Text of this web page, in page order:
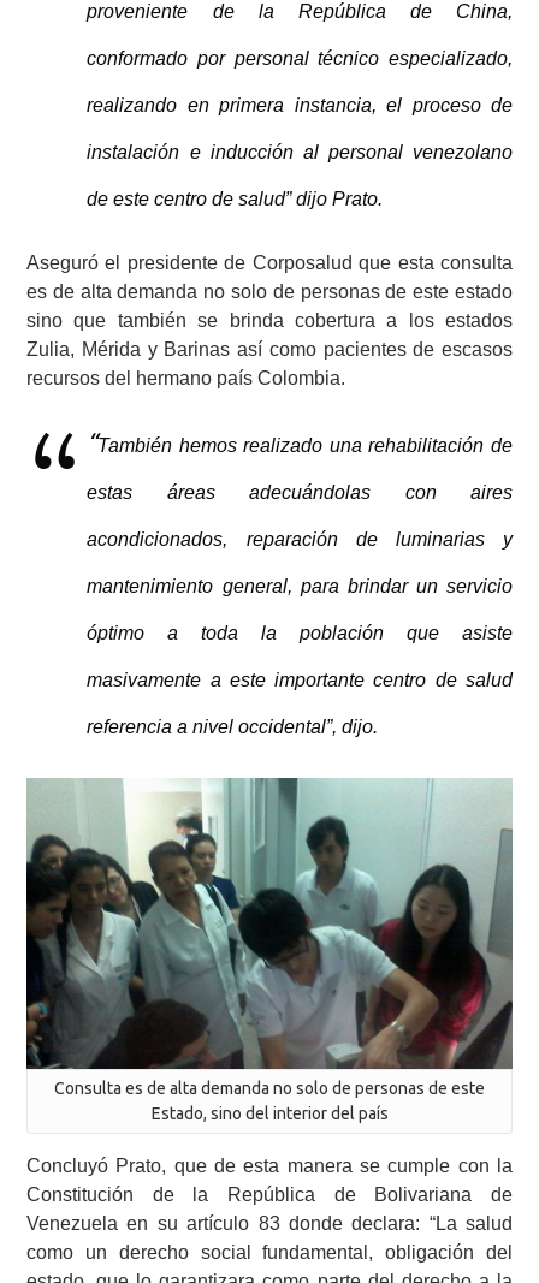
proveniente de la República de China,
conformado por personal técnico especializado,
realizando en primera instancia, el proceso de
instalación e inducción al personal venezolano
de este centro de salud” dijo Prato.
Aseguró el presidente de Corposalud que esta consulta
es de alta demanda no solo de personas de este estado
sino que también se brinda cobertura a los estados
Zulia, Mérida y Barinas así como pacientes de escasos
recursos del hermano país Colombia.
“También hemos realizado una rehabilitación de
estas áreas adecuándolas con aires
acondicionados, reparación de luminarias y
mantenimiento general, para brindar un servicio
óptimo a toda la población que asiste
masivamente a este importante centro de salud
referencia a nivel occidental”, dijo.
Consulta es de alta demanda no solo de personas de este
Estado, sino del interior del país
Concluyó Prato, que de esta manera se cumple con la
Constitución de la República de Bolivariana de
Venezuela en su artículo 83 donde declara: “La salud
como un derecho social fundamental, obligación del